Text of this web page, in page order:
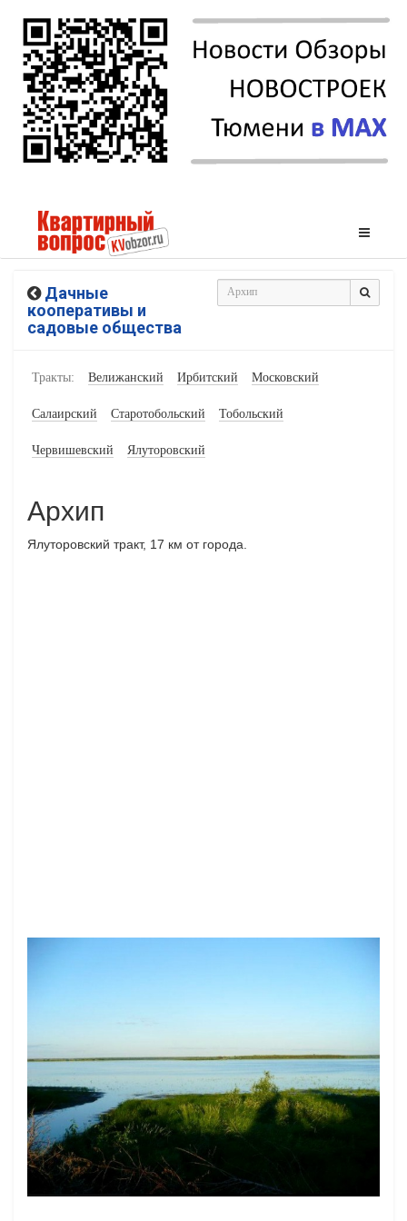
Дачные
кооперативы и
садовые общества
Тракты: Велижанский Ирбитский Московский
Салаирский Старотобольский Тобольский
Червишевский Ялуторовский
Архип
Ялуторовский тракт, 17 км от города.